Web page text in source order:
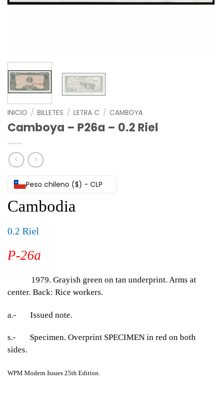
INICIO / BILLETES / LETRA C / CAMBOYA
Camboya – P26a – 0.2 Riel
Peso chileno ($) - CLP
Cambodia
0.2 Riel
P-26a
1979. Grayish green on tan underprint. Arms at
center. Back: Rice workers.
a.- Issued note.
s.- Specimen. Overprint SPECIMEN in red on both
sides.
WPM Modern Issues 25th Edition.